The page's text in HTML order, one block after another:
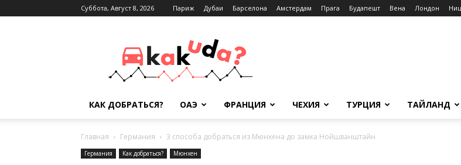
Суббота, Август 8, 2026 Париж Дубаи Барселона Амстердам Прага Будапешт Вена Лондон
kuda.info
КАК ДОБРАТЬСЯ? ОАЭ ФРАНЦИЯ ЧЕХИЯ ТУРЦИЯ ТАЙЛАНД
Главная Германия 3 способа добраться из Мюнхена до замка Нойшванштайн
Германия Как добраться? Мюнхен